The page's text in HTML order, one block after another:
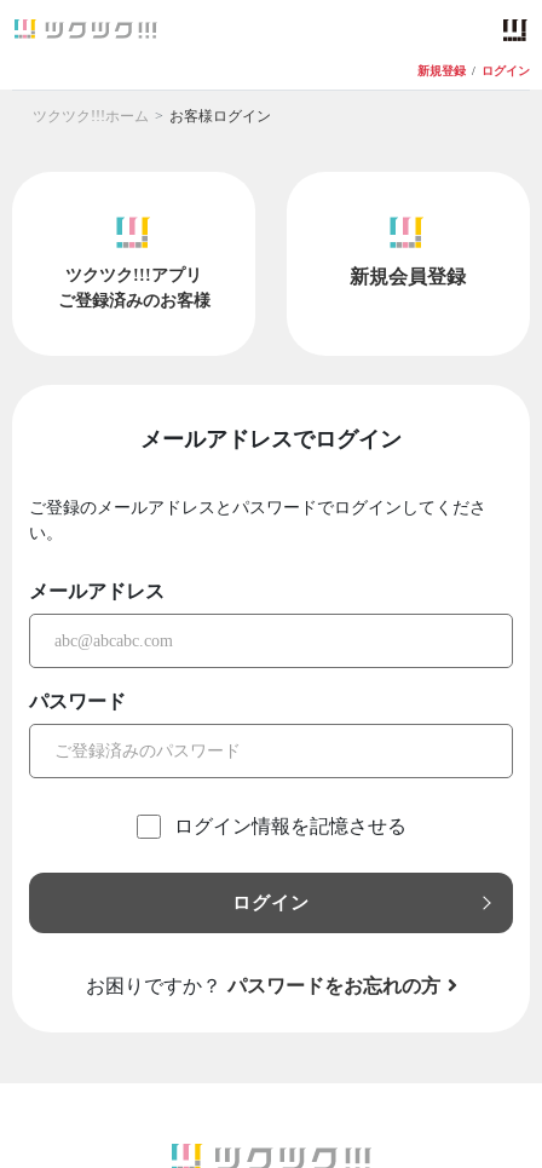
新規登録 / ログイン
ツクツク!!!ホーム お客様ログイン
ツクツク!!!アプリ
ご登録済みのお客様
新規会員登録
メールアドレスでログイン
ご登録のメールアドレスとパスワードでログインしてくださ
い。
メールアドレス
パスワード
ログイン情報を記憶させる
ログイン
お困りですか？ パスワードをお忘れの方